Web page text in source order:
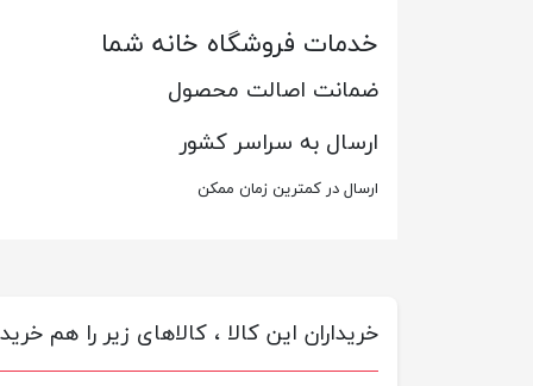
خدمات فروشگاه خانه شما
ضمانت اصالت محصول
ارسال به سراسر کشور
ارسال در کمترین زمان ممکن
خریداران این کالا ، کالاهای زیر را هم